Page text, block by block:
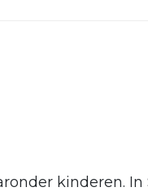
kinderen. In